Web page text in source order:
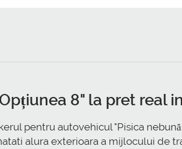
8" la pret real
pentru autovehicul "Pisica
alura exterioara a mijlocului de